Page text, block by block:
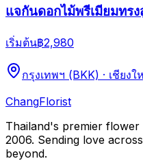
แจกันดอกไม้พรีเมียมทร
เริ่มต้น฿2,980
กรุงเทพฯ (BKK) · เชียง
ChangFlorist
Thailand's premier flower
2006. Sending love
beyond.